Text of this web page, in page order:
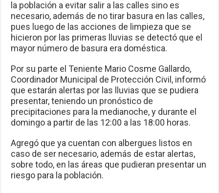
la población a evitar salir a las calles sino es
necesario, además de no tirar basura en las calles,
pues luego de las acciones de limpieza que se
hicieron por las primeras lluvias se detectó que el
mayor número de basura era doméstica.
Por su parte el Teniente Mario Cosme Gallardo,
Coordinador Municipal de Protección Civil, informó
que estarán alertas por las lluvias que se pudiera
presentar, teniendo un pronóstico de
precipitaciones para la medianoche, y durante el
domingo a partir de las 12:00 a las 18:00 horas.
Agregó que ya cuentan con albergues listos en
caso de ser necesario, además de estar alertas,
sobre todo, en las áreas que pudieran presentar un
riesgo para la población.